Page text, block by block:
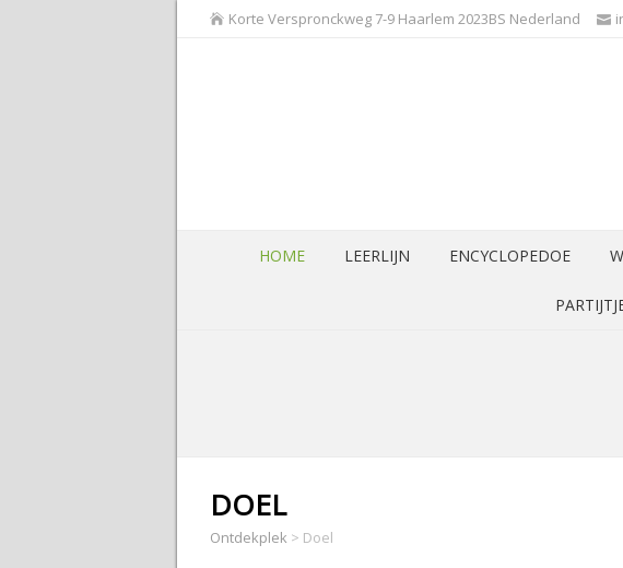
Korte Verspronckweg 7-9 Haarlem 2023BS Nederland
HOME LEERLIJN ENCYCLOPEDOE
DOEL
Ontdekplek > Doel